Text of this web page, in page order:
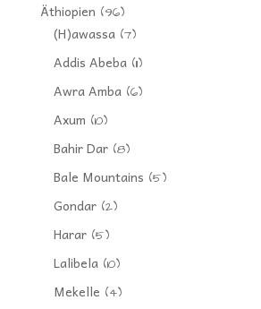
Äthiopien (96)
(H)awassa(7)
Addis Abeba(11)
Awra Amba(6)
Axum (10)
Bahir Dar(8)
Bale Mountains (5)
Gondar(2)
Harar(5)
Lalibela(10)
Mekelle (4)